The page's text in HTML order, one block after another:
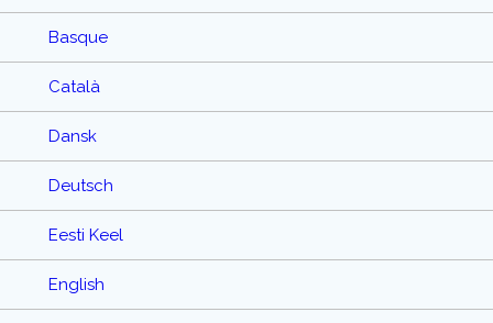
Basque
Català
Dansk
Deutsch
Eesti Keel
English